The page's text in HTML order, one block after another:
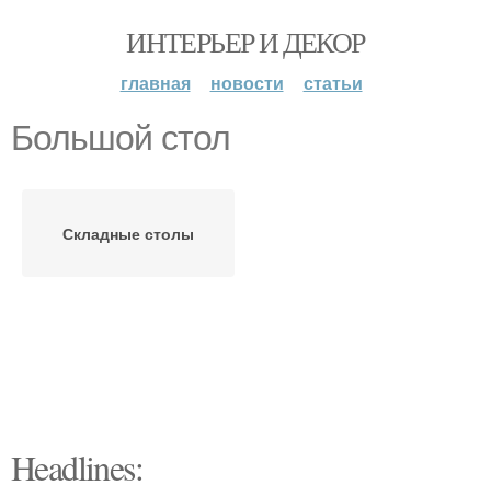
ИНТЕРЬЕР И ДЕКОР
главная новости статьи
Большой стол
Складные столы
Headlines: